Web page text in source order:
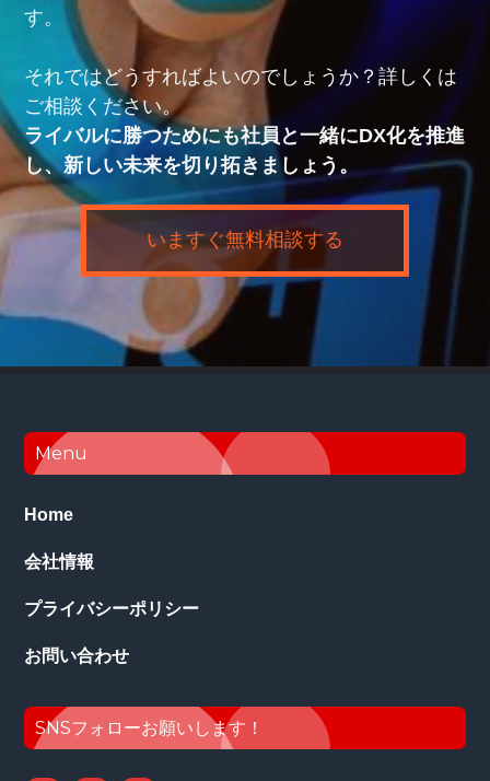
す。
それではどうすればよいのでしょうか？詳しくは
ご相談ください。
ライバルに勝つためにも社員と一緒にDX化を推進
し、新しい未来を切り拓きましょう。
いますぐ無料相談する
Footer
Menu
Home
会社情報
プライバシーポリシー
お問い合わせ
SNSフォローお願いします！